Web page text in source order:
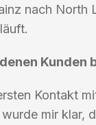
nach North
Kunden
Kontakt
mir klar,